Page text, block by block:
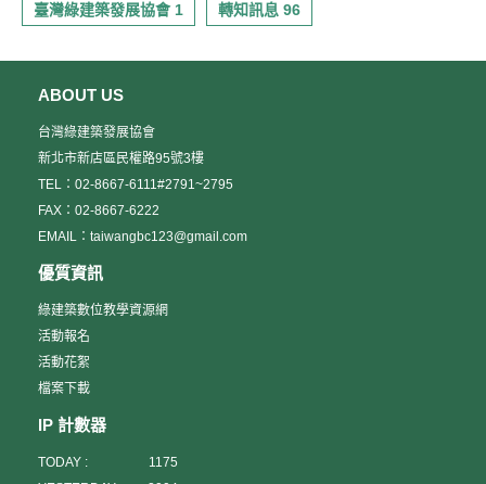
臺灣綠建築發展協會 1 轉知訊息 96
ABOUT US
台灣綠建築發展協會
新北市新店區民權路95號3樓
TEL：02-8667-6111#2791~2795
FAX：02-8667-6222
EMAIL：taiwangbc123@gmail.com
優質資訊
綠建築數位教學資源網
活動報名
活動花絮
檔案下載
IP 計數器
TODAY :
1175